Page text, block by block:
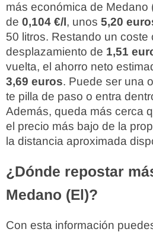
más económica de Medano
de 0,104 €/l, unos 5,20
50 litros. Restando un coste
desplazamiento de 1,51
vuelta, el ahorro neto
3,69 euros. Puede ser una
te pilla de paso o entra
Además, queda más cerca
el precio más bajo de la
la distancia aproximada
¿Dónde repostar
Medano (El)?
Con esta información